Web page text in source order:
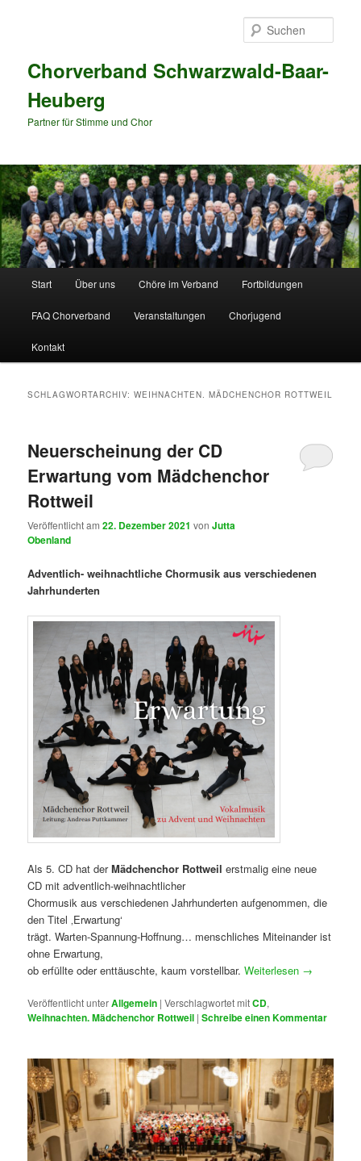
Chorverband Schwarzwald-Baar-
Heuberg
Partner für Stimme und Chor
Start Über uns Chöre im Verband Fortbildungen
FAQ Chorverband Veranstaltungen Chorjugend
Kontakt
SCHLAGWORTARCHIV:WEIHNACHTEN. MÄDCHENCHOR ROTTWEIL
Neuerscheinung der CD
Erwartung vom Mädchenchor
Rottweil
Veröffentlicht am22. Dezember 2021 vonJutta
Obenland
Adventlich- weihnachtliche Chormusik aus verschiedenen
Jahrhunderten
Als 5. CD hat derMädchenchor Rottweil erstmalig eine neue
CD mit adventlich-weihnachtlicher
Chormusik aus verschiedenen Jahrhunderten aufgenommen, die
den Titel ‚Erwartung‘
trägt. Warten-Spannung-Hoffnung… menschliches Miteinander ist
ohne Erwartung,
ob erfüllte oder enttäuschte, kaum vorstellbar.Weiterlesen →
Veröffentlicht unterAllgemein |Verschlagwortet mitCD,
Weihnachten. Mädchenchor Rottweil |Schreibe einen Kommentar